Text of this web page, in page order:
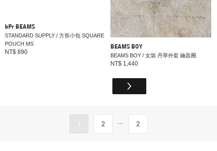
bPr BEAMS
STANDARD SUPPLY / 方形小包 SQUARE
POUCH MS
NT$ 890
BEAMS BOY
BEAMS BOY / 女裝 丹寧外套 鑰匙圈
NT$ 1,440
1 2 ... 2